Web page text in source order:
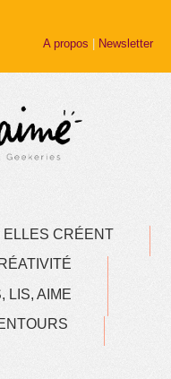
A propos | Newsletter
ELLES CRÉENT
LIS, AIME